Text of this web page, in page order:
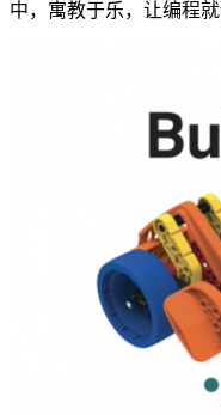
中，寓教于乐，让编程就